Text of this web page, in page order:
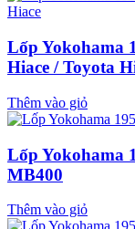
Lốp Yokohama
Hiace / Toyota
Thêm vào giỏ
Lốp Yokohama
MB400
Thêm vào giỏ